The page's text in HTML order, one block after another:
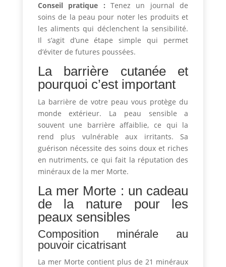
Conseil pratique : Tenez un journal de
soins de la peau pour noter les produits et
les aliments qui déclenchent la sensibilité.
Il s’agit d’une étape simple qui permet
d’éviter de futures poussées.
La barrière cutanée et
pourquoi c’est important
La barrière de votre peau vous protège du
monde extérieur. La peau sensible a
souvent une barrière affaiblie, ce qui la
rend plus vulnérable aux irritants. Sa
guérison nécessite des soins doux et riches
en nutriments, ce qui fait la réputation des
minéraux de la mer Morte.
La mer Morte : un cadeau
de la nature pour les
peaux sensibles
Composition minérale au
pouvoir cicatrisant
La mer Morte contient plus de 21 minéraux